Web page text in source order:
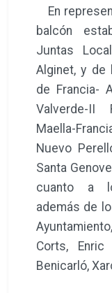
En
balcón
Juntas
Alginet, y de
de Francia-
Valverde-II
Maella-
Nuevo
Santa
cuanto a
además de
Corts,
Benicarló,